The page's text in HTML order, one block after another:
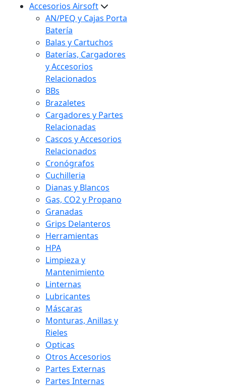
Accesorios Airsoft
AN/PEQ y Cajas Porta
Batería
Balas y Cartuchos
Baterías, Cargadores
y Accesorios
Relacionados
BBs
Brazaletes
Cargadores y Partes
Relacionadas
Cascos y Accesorios
Relacionados
Cronógrafos
Cuchilleria
Dianas y Blancos
Gas, CO2 y Propano
Granadas
Grips Delanteros
Herramientas
HPA
Limpieza y
Mantenimiento
Linternas
Lubricantes
Máscaras
Monturas, Anillas y
Rieles
Opticas
Otros Accesorios
Partes Externas
Partes Internas